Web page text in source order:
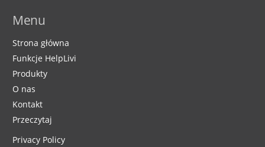
Menu
Strona główna
Funkcje HelpLivi
Produkty
O nas
Kontakt
Przeczytaj
Privacy Policy